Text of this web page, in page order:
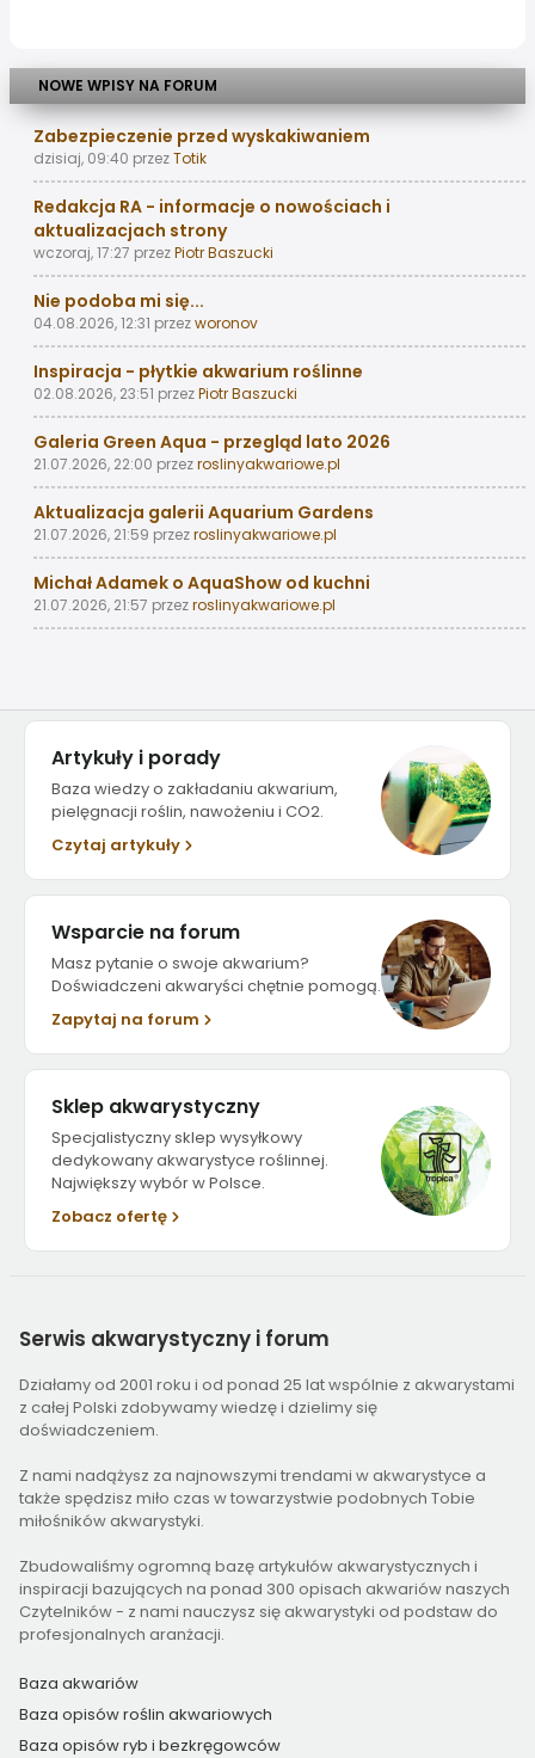
NOWE WPISY NA FORUM
Zabezpieczenie przed wyskakiwaniem
dzisiaj, 09:40 przezTotik
Redakcja RA - informacje o nowościach i
aktualizacjach strony
wczoraj, 17:27 przezPiotr Baszucki
Nie podoba mi się...
04.08.2026, 12:31 przezworonov
Inspiracja - płytkie akwarium roślinne
02.08.2026, 23:51 przezPiotr Baszucki
Galeria Green Aqua - przegląd lato 2026
21.07.2026, 22:00 przezroslinyakwariowe.pl
Aktualizacja galerii Aquarium Gardens
21.07.2026, 21:59 przezroslinyakwariowe.pl
Michał Adamek o AquaShow od kuchni
21.07.2026, 21:57 przezroslinyakwariowe.pl
Artykuły i porady
Baza wiedzy o zakładaniu akwarium,
pielęgnacji roślin, nawożeniu i CO2.
Czytaj artykuły
Wsparcie na forum
Masz pytanie o swoje akwarium?
Doświadczeni akwaryści chętnie pomogą.
Zapytaj na forum
Sklep akwarystyczny
Specjalistyczny sklep wysyłkowy
dedykowany akwarystyce roślinnej.
Największy wybór w Polsce.
Zobacz ofertę
Serwis akwarystyczny i forum
Działamy od 2001 roku i od ponad 25 lat wspólnie z akwarystami
z całej Polski zdobywamy wiedzę i dzielimy się
doświadczeniem.
Z nami nadążysz za najnowszymi trendami w akwarystyce a
także spędzisz miło czas w towarzystwie podobnych Tobie
miłośników akwarystyki.
Zbudowaliśmy ogromną bazę artykułów akwarystycznych i
inspiracji bazujących na ponad 300 opisach akwariów naszych
Czytelników - z nami nauczysz się akwarystyki od podstaw do
profesjonalnych aranżacji.
Baza akwariów
Baza opisów roślin akwariowych
Baza opisów ryb i bezkręgowców